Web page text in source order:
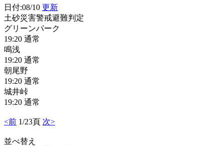
日付:08/10 更新
土砂災害警戒避難判定
グリーンパーク
19:20 通常
鳴浅
19:20 通常
朝尾野
19:20 通常
城井峠
19:20 通常
<前 1/23頁 次>
並べ替え